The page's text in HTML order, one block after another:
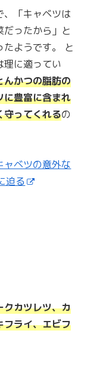
、「キャベツは
ったから」と
たようです。 と
理に適ってい
んかつの脂肪の
に豊富に含まれ
守ってくれるの
ャベツの意外な
迫る
クカツレツ、カ
フライ、エビフ